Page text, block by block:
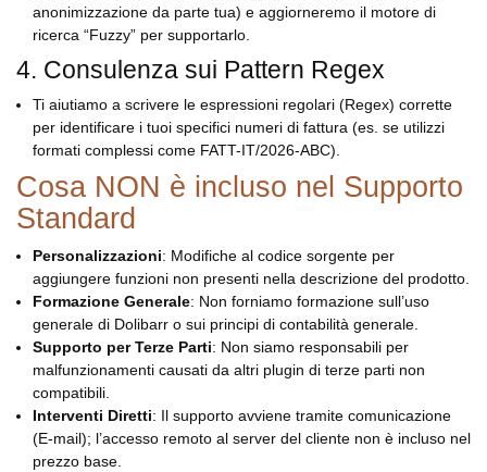
anonimizzazione da parte tua) e aggiorneremo il motore di
ricerca “Fuzzy” per supportarlo.
4. Consulenza sui Pattern Regex
Ti aiutiamo a scrivere le espressioni regolari (Regex) corrette
per identificare i tuoi specifici numeri di fattura (es. se utilizzi
formati complessi come FATT-IT/2026-ABC).
Cosa NON è incluso nel Supporto
Standard
Personalizzazioni: Modifiche al codice sorgente per
aggiungere funzioni non presenti nella descrizione del prodotto.
Formazione Generale: Non forniamo formazione sull’uso
generale di Dolibarr o sui principi di contabilità generale.
Supporto per Terze Parti: Non siamo responsabili per
malfunzionamenti causati da altri plugin di terze parti non
compatibili.
Interventi Diretti: Il supporto avviene tramite comunicazione
(E-mail); l’accesso remoto al server del cliente non è incluso nel
prezzo base.